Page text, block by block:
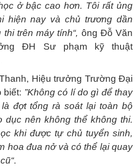
ở bậc cao hơn. Tôi rất ủng
hiện nay và chủ trương dần
trên máy tính“, ông Đỗ Văn
ĐH Sư phạm kỹ thuật
Hiệu trưởng Trường Đại
biết: ”Không có lí do gì để thay
đợt tổng rà soát lại toàn bộ
dục nên không thể không thi.
khi được tự chủ tuyển sinh,
hoa đua nở và có thể lại quay
.